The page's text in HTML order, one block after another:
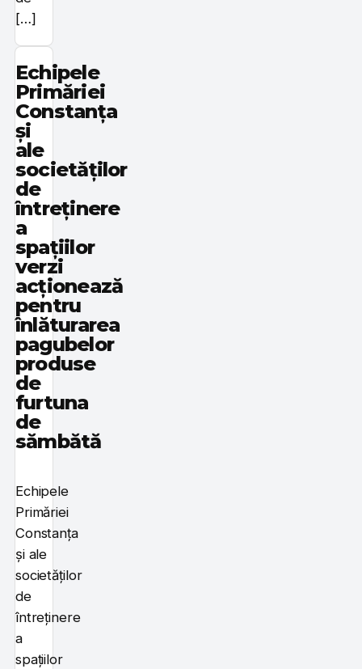
[…]
Echipele
Primăriei
Constanța
și
ale
societăților
de
întreținere
a
spațiilor
verzi
acționează
pentru
înlăturarea
pagubelor
produse
de
furtuna
de
sămbătă
Echipele
Primăriei
Constanța
și ale
societăților
de
întreținere
a
spațiilor